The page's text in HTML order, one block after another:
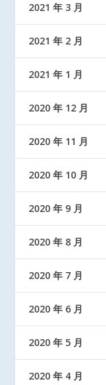
2021 年 3 月
2021 年 2 月
2021 年 1 月
2020 年 12 月
2020 年 11 月
2020 年 10 月
2020 年 9 月
2020 年 8 月
2020 年 7 月
2020 年 6 月
2020 年 5 月
2020 年 4 月